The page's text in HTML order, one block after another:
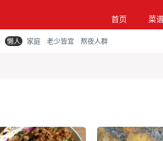
首页 菜
懒人 家庭 老少皆宜 熬夜人群